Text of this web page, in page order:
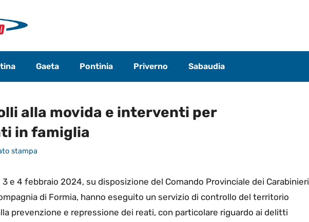
Gaeta Pontinia Priverno Sabaudia
alla movida e interventi per
in famiglia
stampa
e 4 febbraio 2024, su disposizione del Comando Provinciale dei Carabinieri
di Formia, hanno eseguito un servizio di controllo del territorio
prevenzione e repressione dei reati, con particolare riguardo ai delitti